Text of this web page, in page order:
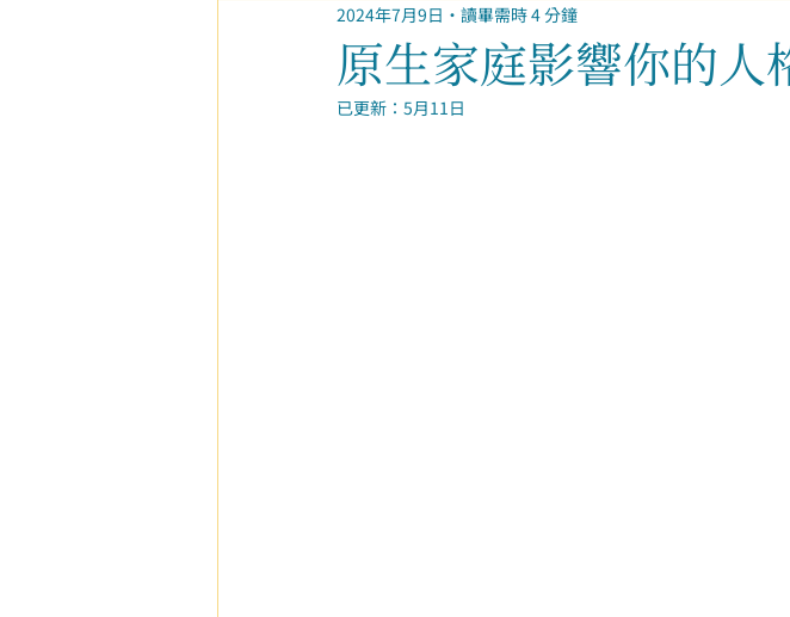
金錢事業 家庭關係
原生家庭影響你的人
2024年7月9日 讀畢需時 4 分鐘
已更新： 5月11日